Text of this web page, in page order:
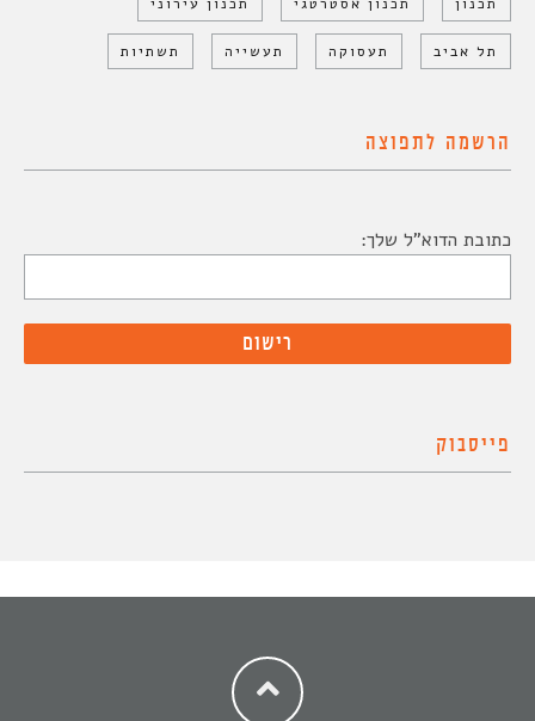
תכנון תכנון אסטרטגי תכנון עירוני
תל אביב תעסוקה תעשייה תשתיות
הרשמה לתפוצה
כתובת הדוא"ל שלך:
פייסבוק